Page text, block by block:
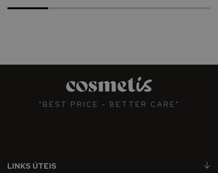
"BEST PRICE - BETTER CARE"
LINKS ÚTEIS